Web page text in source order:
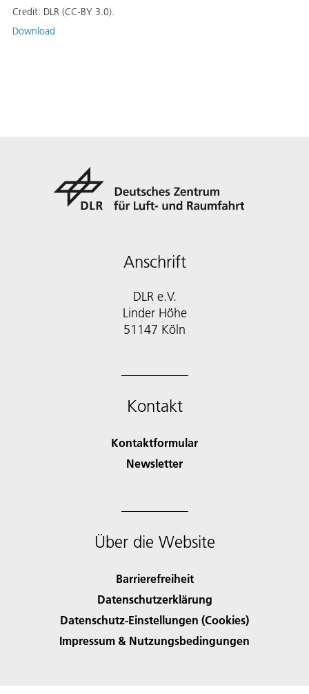
Credit: DLR (CC-BY 3.0).
Download
Anschrift
DLR e.V.
Linder Höhe
51147 Köln
Kontakt
Kontaktformular
Newsletter
Über die Website
Barrierefreiheit
Datenschutzerklärung
Datenschutz-Einstellungen (Cookies)
Impressum & Nutzungsbedingungen